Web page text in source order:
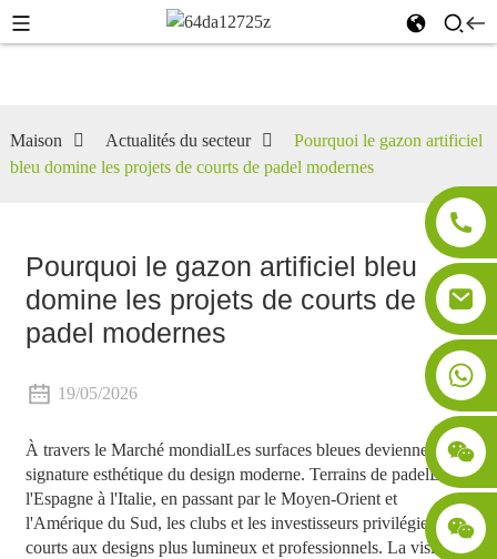
Maison Actualités du secteur
Pourquoi le gazon artificiel
bleu domine les projets de courts de padel modernes
Pourquoi le gazon artificiel bleu
domine les projets de courts de
padel modernes
19/05/2026
À travers le Marché mondialLes surfaces bleues deviennent la
signature esthétique du design moderne. Terrains de padelDe
l'Espagne à l'Italie, en passant par le Moyen-Orient et
l'Amérique du Sud, les clubs et les investisseurs privilégient des
courts aux designs plus lumineux et professionnels. La visibilité